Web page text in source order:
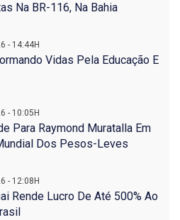
Na BR-116, Na Bahia
- 14:44H
Vidas Pela Educação E
- 10:05H
Para Raymond Muratalla Em
Dos Pesos-Leves
- 12:08H
Rende Lucro De Até 500% Ao